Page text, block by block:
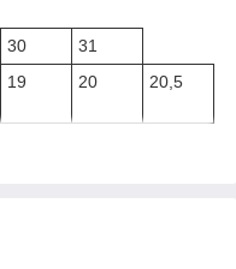
30
31
19 20 20,5